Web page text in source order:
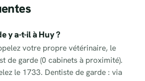
y a-t-il à Huy ?
votre propre vétérinaire, le
de garde (0 cabinets à proximité).
le 1733. Dentiste de garde : via